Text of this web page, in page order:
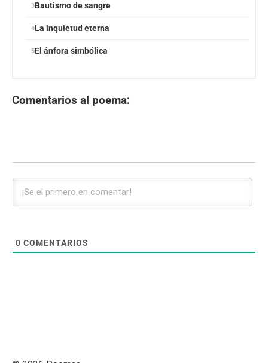
Bautismo de sangre
La inquietud eterna
El ánfora simbólica
Comentarios al poema:
0 COMENTARIOS